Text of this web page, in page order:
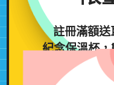
註冊滿額送
紀念保溫杯